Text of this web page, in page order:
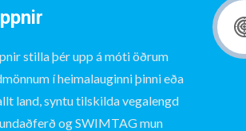
stilla þér upp á móti öðrum
í heimalauginni þinni eða
land, syntu tilskilda vegalengd
og SWIMTAG mun